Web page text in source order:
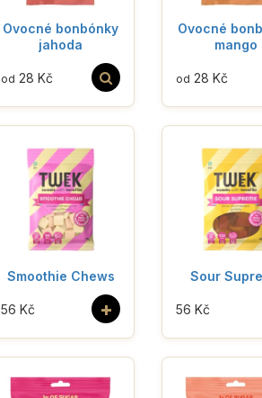
Ovocné bonbónky
jahoda
od 28 Kč
Ovocné
mango
od 28 Kč
Smoothie Chews
+
56 Kč
Sour
56 Kč